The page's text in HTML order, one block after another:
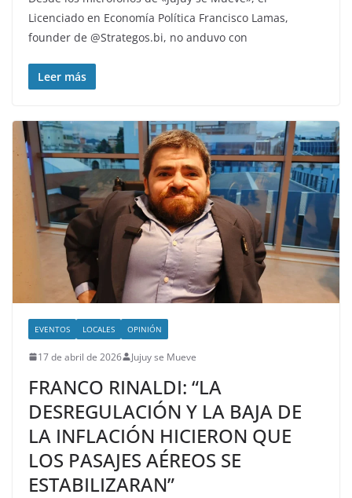
Licenciado en Economía Política Francisco Lamas,
founder de @Strategos.bi, no anduvo con
Leer más
EVENTOS LOCALES OPINIÓN
17 de abril de 2026 Jujuy se Mueve
FRANCO RINALDI: “LA
DESREGULACIÓN Y LA BAJA DE
LA INFLACIÓN HICIERON QUE
LOS PASAJES AÉREOS SE
ESTABILIZARAN”